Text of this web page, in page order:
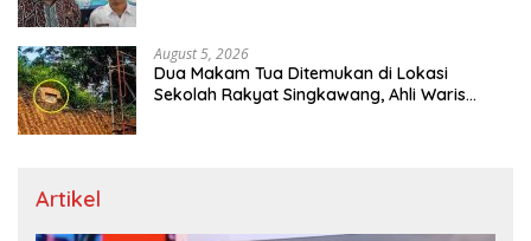
August 5, 2026
Dua Makam Tua Ditemukan di Lokasi
Sekolah Rakyat Singkawang, Ahli Waris
Artikel